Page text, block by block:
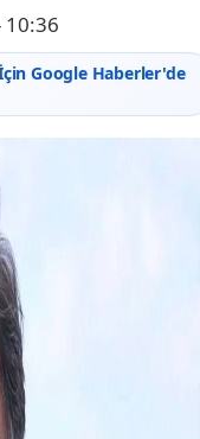
10:36
Google Haberler'de